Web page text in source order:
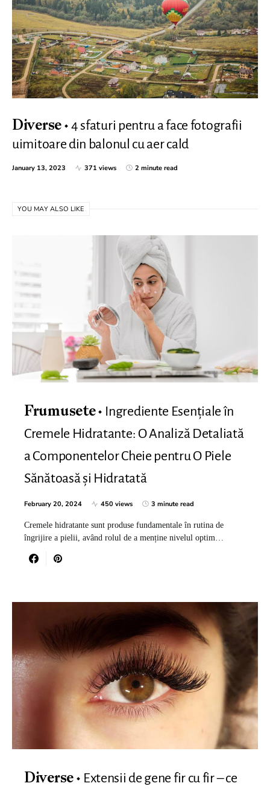
Diverse
4 sfaturi pentru a face fotografii
uimitoare din balonul cu aer cald
January 13, 2023 371 views 2 minute read
YOU MAY ALSO LIKE
Frumusete
Ingrediente Esențiale în
Cremele Hidratante: O Analiză Detaliată
a Componentelor Cheie pentru O Piele
Sănătoasă și Hidratată
February 20, 2024 450 views 3 minute read
Cremele hidratante sunt produse fundamentale în rutina de
îngrijire a pielii, având rolul de a menține nivelul optim…
Diverse
Extensii de gene fir cu fir – ce